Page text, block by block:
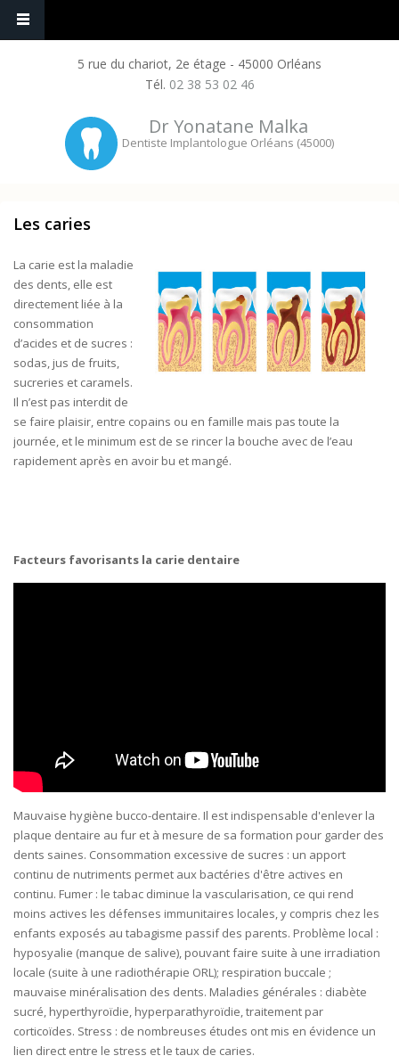
5 rue du chariot, 2e étage - 45000 Orléans
Tél. 02 38 53 02 46
Dr Yonatane Malka
Dentiste Implantologue Orléans (45000)
Les caries
La carie est la maladie
des dents, elle est
directement liée à la
consommation
d’acides et de sucres :
sodas, jus de fruits,
sucreries et caramels.
Il n’est pas interdit de
se faire plaisir, entre copains ou en famille mais pas toute la
journée, et le minimum est de se rincer la bouche avec de l’eau
rapidement après en avoir bu et mangé.
Facteurs favorisants la carie dentaire
Mauvaise hygiène bucco-dentaire. Il est indispensable d'enlever la
plaque dentaire au fur et à mesure de sa formation pour garder des
dents saines. Consommation excessive de sucres : un apport
continu de nutriments permet aux bactéries d'être actives en
continu. Fumer : le tabac diminue la vascularisation, ce qui rend
moins actives les défenses immunitaires locales, y compris chez les
enfants exposés au tabagisme passif des parents. Problème local :
hyposyalie (manque de salive), pouvant faire suite à une irradiation
locale (suite à une radiothérapie ORL); respiration buccale ;
mauvaise minéralisation des dents. Maladies générales : diabète
sucré, hyperthyroïdie, hyperparathyroïdie, traitement par
corticoïdes. Stress : de nombreuses études ont mis en évidence un
lien direct entre le stress et le taux de caries.